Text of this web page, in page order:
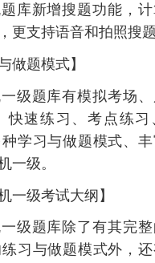
题库新增搜题功能，
更支持语音和拍照搜题
做题模式】
一级题库有模拟考场
快速练习、考点练习
学习与做题模式、
一级。
一级考试大纲】
级题库除了有其完
习与做题模式外，